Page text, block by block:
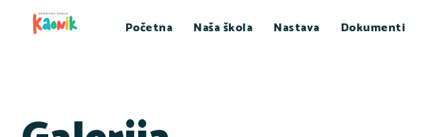
Početna Naša škola Nastava Dokumenti